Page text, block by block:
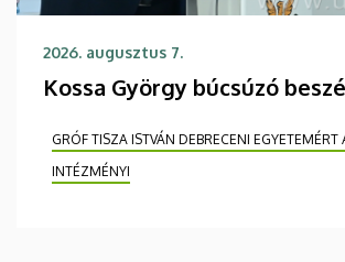
2026. augusztus 7.
Kossa György búcsúzó
GRÓF TISZA ISTVÁN DEBRECENI EGYETEMÉRT
INTÉZMÉNYI